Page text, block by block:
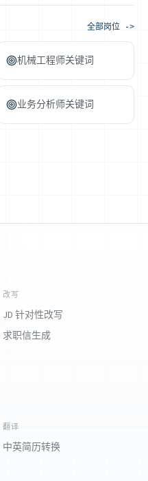
全部岗位 ->
机械工程师关键词
业务分析师关键词
改写
JD 针对性改写
求职信生成
翻译
中英简历转换